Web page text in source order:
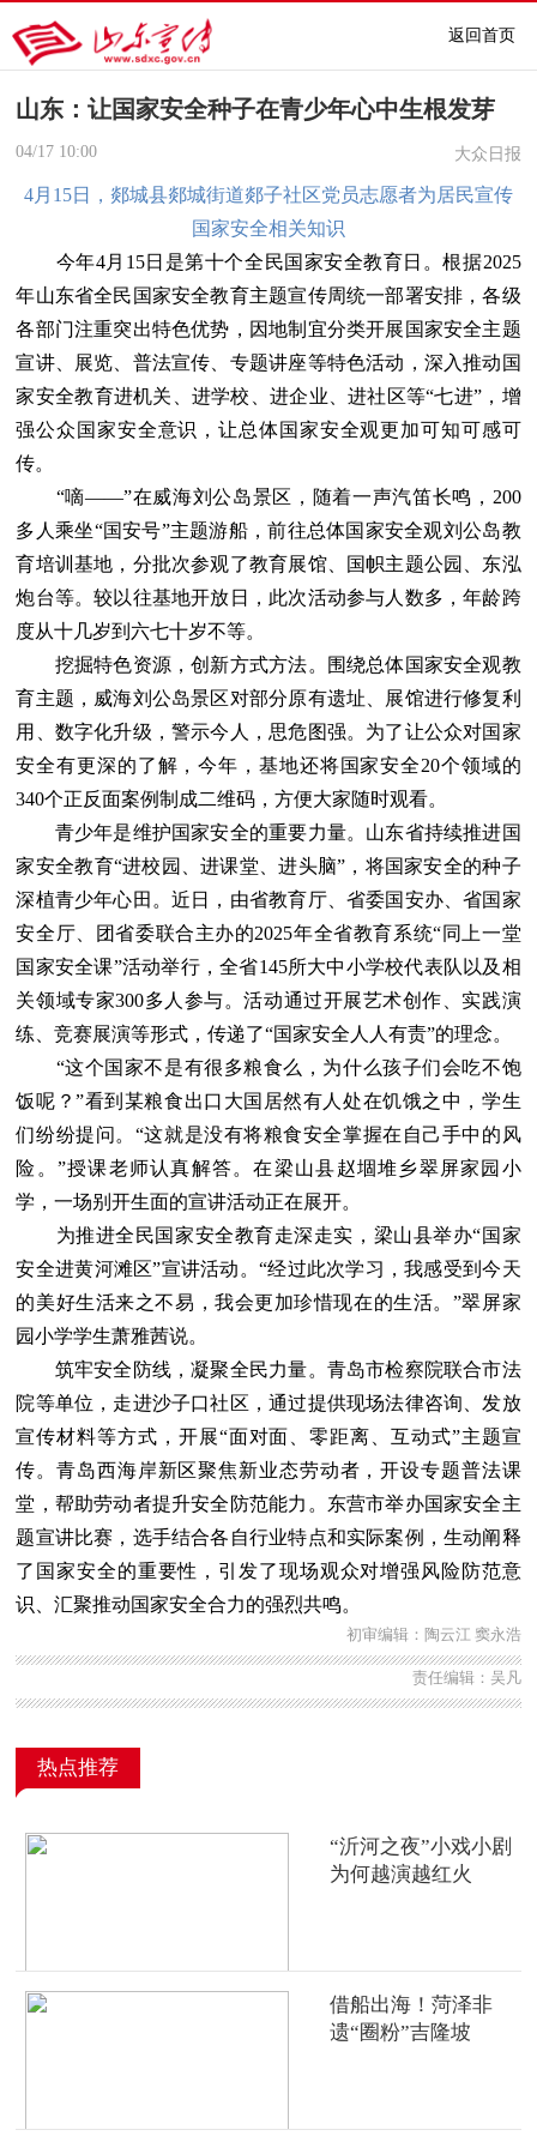
返回首页
山东：让国家安全种子在青少年心中生根发芽
04/17 10:00 大众日报
4月15日，郯城县郯城街道郯子社区党员志愿者为居民宣传
国家安全相关知识
今年4月15日是第十个全民国家安全教育日。根据2025
年山东省全民国家安全教育主题宣传周统一部署安排，各级
各部门注重突出特色优势，因地制宜分类开展国家安全主题
宣讲、展览、普法宣传、专题讲座等特色活动，深入推动国
家安全教育进机关、进学校、进企业、进社区等“七进”，增
强公众国家安全意识，让总体国家安全观更加可知可感可
传。
“嘀——”在威海刘公岛景区，随着一声汽笛长鸣，200
多人乘坐“国安号”主题游船，前往总体国家安全观刘公岛教
育培训基地，分批次参观了教育展馆、国帜主题公园、东泓
炮台等。较以往基地开放日，此次活动参与人数多，年龄跨
度从十几岁到六七十岁不等。
挖掘特色资源，创新方式方法。围绕总体国家安全观教
育主题，威海刘公岛景区对部分原有遗址、展馆进行修复利
用、数字化升级，警示今人，思危图强。为了让公众对国家
安全有更深的了解，今年，基地还将国家安全20个领域的
340个正反面案例制成二维码，方便大家随时观看。
青少年是维护国家安全的重要力量。山东省持续推进国
家安全教育“进校园、进课堂、进头脑”，将国家安全的种子
深植青少年心田。近日，由省教育厅、省委国安办、省国家
安全厅、团省委联合主办的2025年全省教育系统“同上一堂
国家安全课”活动举行，全省145所大中小学校代表队以及相
关领域专家300多人参与。活动通过开展艺术创作、实践演
练、竞赛展演等形式，传递了“国家安全人人有责”的理念。
“这个国家不是有很多粮食么，为什么孩子们会吃不饱
饭呢？”看到某粮食出口大国居然有人处在饥饿之中，学生
们纷纷提问。“这就是没有将粮食安全掌握在自己手中的风
险。”授课老师认真解答。在梁山县赵堌堆乡翠屏家园小
学，一场别开生面的宣讲活动正在展开。
为推进全民国家安全教育走深走实，梁山县举办“国家
安全进黄河滩区”宣讲活动。“经过此次学习，我感受到今天
的美好生活来之不易，我会更加珍惜现在的生活。”翠屏家
园小学学生萧雅茜说。
筑牢安全防线，凝聚全民力量。青岛市检察院联合市法
院等单位，走进沙子口社区，通过提供现场法律咨询、发放
宣传材料等方式，开展“面对面、零距离、互动式”主题宣
传。青岛西海岸新区聚焦新业态劳动者，开设专题普法课
堂，帮助劳动者提升安全防范能力。东营市举办国家安全主
题宣讲比赛，选手结合各自行业特点和实际案例，生动阐释
了国家安全的重要性，引发了现场观众对增强风险防范意
识、汇聚推动国家安全合力的强烈共鸣。
初审编辑：陶云江 窦永浩
责任编辑：吴凡
热点推荐
“沂河之夜”小戏小剧
为何越演越红火
借船出海！菏泽非
遗“圈粉”吉隆坡